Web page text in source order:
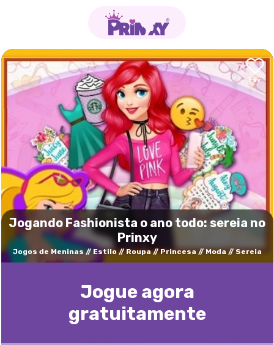
Jogando Fashionista o ano todo: sereia no
Prinxy
Jogos de Meninas Estilo Roupa Princesa Moda Sereia
Jogue agora
gratuitamente